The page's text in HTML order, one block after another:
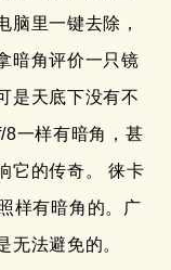
脑里一键去除，
暗角评价一只镜
是天底下没有不
8一样有暗角，甚
它的传奇。 徕卡
样有暗角的。广
无法避免的。